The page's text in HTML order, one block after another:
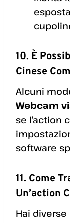
10. È
Cinese
Alcuni
Webcam
se l’action
software
11. Come
Un’action
Hai